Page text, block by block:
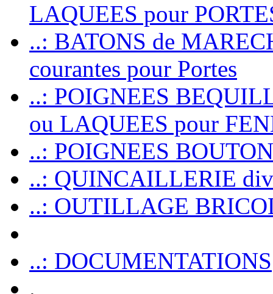
LAQUEES pour
..: BATONS de
courantes pour Portes
..: POIGNEES
ou LAQUEES pour
..: POIGNEES
..: QUINCAILLERIE
..: OUTILLAGE
..: DOCUMENTATIONS
.